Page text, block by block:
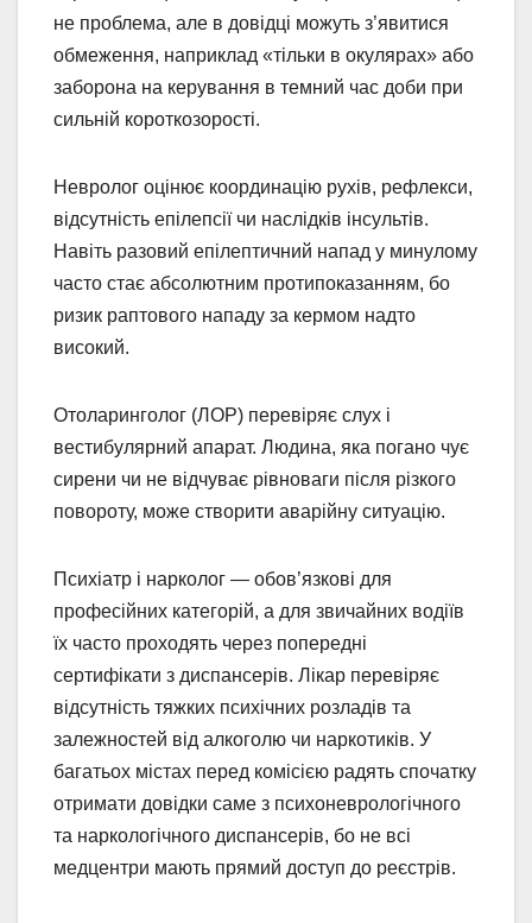
не проблема, але в довідці можуть з’явитися
обмеження, наприклад «тільки в окулярах» або
заборона на керування в темний час доби при
сильній короткозорості.
Невролог оцінює координацію рухів, рефлекси,
відсутність епілепсії чи наслідків інсультів.
Навіть разовий епілептичний напад у минулому
часто стає абсолютним протипоказанням, бо
ризик раптового нападу за кермом надто
високий.
Отоларинголог (ЛОР) перевіряє слух і
вестибулярний апарат. Людина, яка погано чує
сирени чи не відчуває рівноваги після різкого
повороту, може створити аварійну ситуацію.
Психіатр і нарколог — обов’язкові для
професійних категорій, а для звичайних водіїв
їх часто проходять через попередні
сертифікати з диспансерів. Лікар перевіряє
відсутність тяжких психічних розладів та
залежностей від алкоголю чи наркотиків. У
багатьох містах перед комісією радять спочатку
отримати довідки саме з психоневрологічного
та наркологічного диспансерів, бо не всі
медцентри мають прямий доступ до реєстрів.